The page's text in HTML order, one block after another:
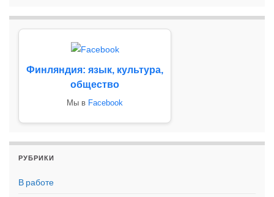
Финляндия: язык, культура,
общество
Мы в Facebook
РУБРИКИ
В работе